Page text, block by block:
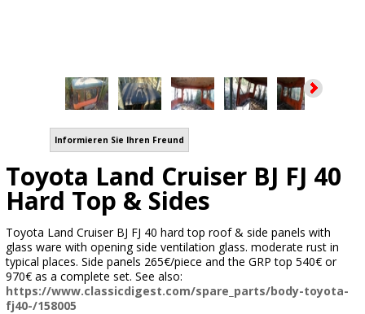
Informieren Sie Ihren Freund
Toyota Land Cruiser BJ FJ 40
Hard Top & Sides
Toyota Land Cruiser BJ FJ 40 hard top roof & side panels with
glass ware with opening side ventilation glass. moderate rust in
typical places. Side panels 265€/piece and the GRP top 540€ or
970€ as a complete set. See also:
https://www.classicdigest.com/spare_parts/body-toyota-
fj40-/158005